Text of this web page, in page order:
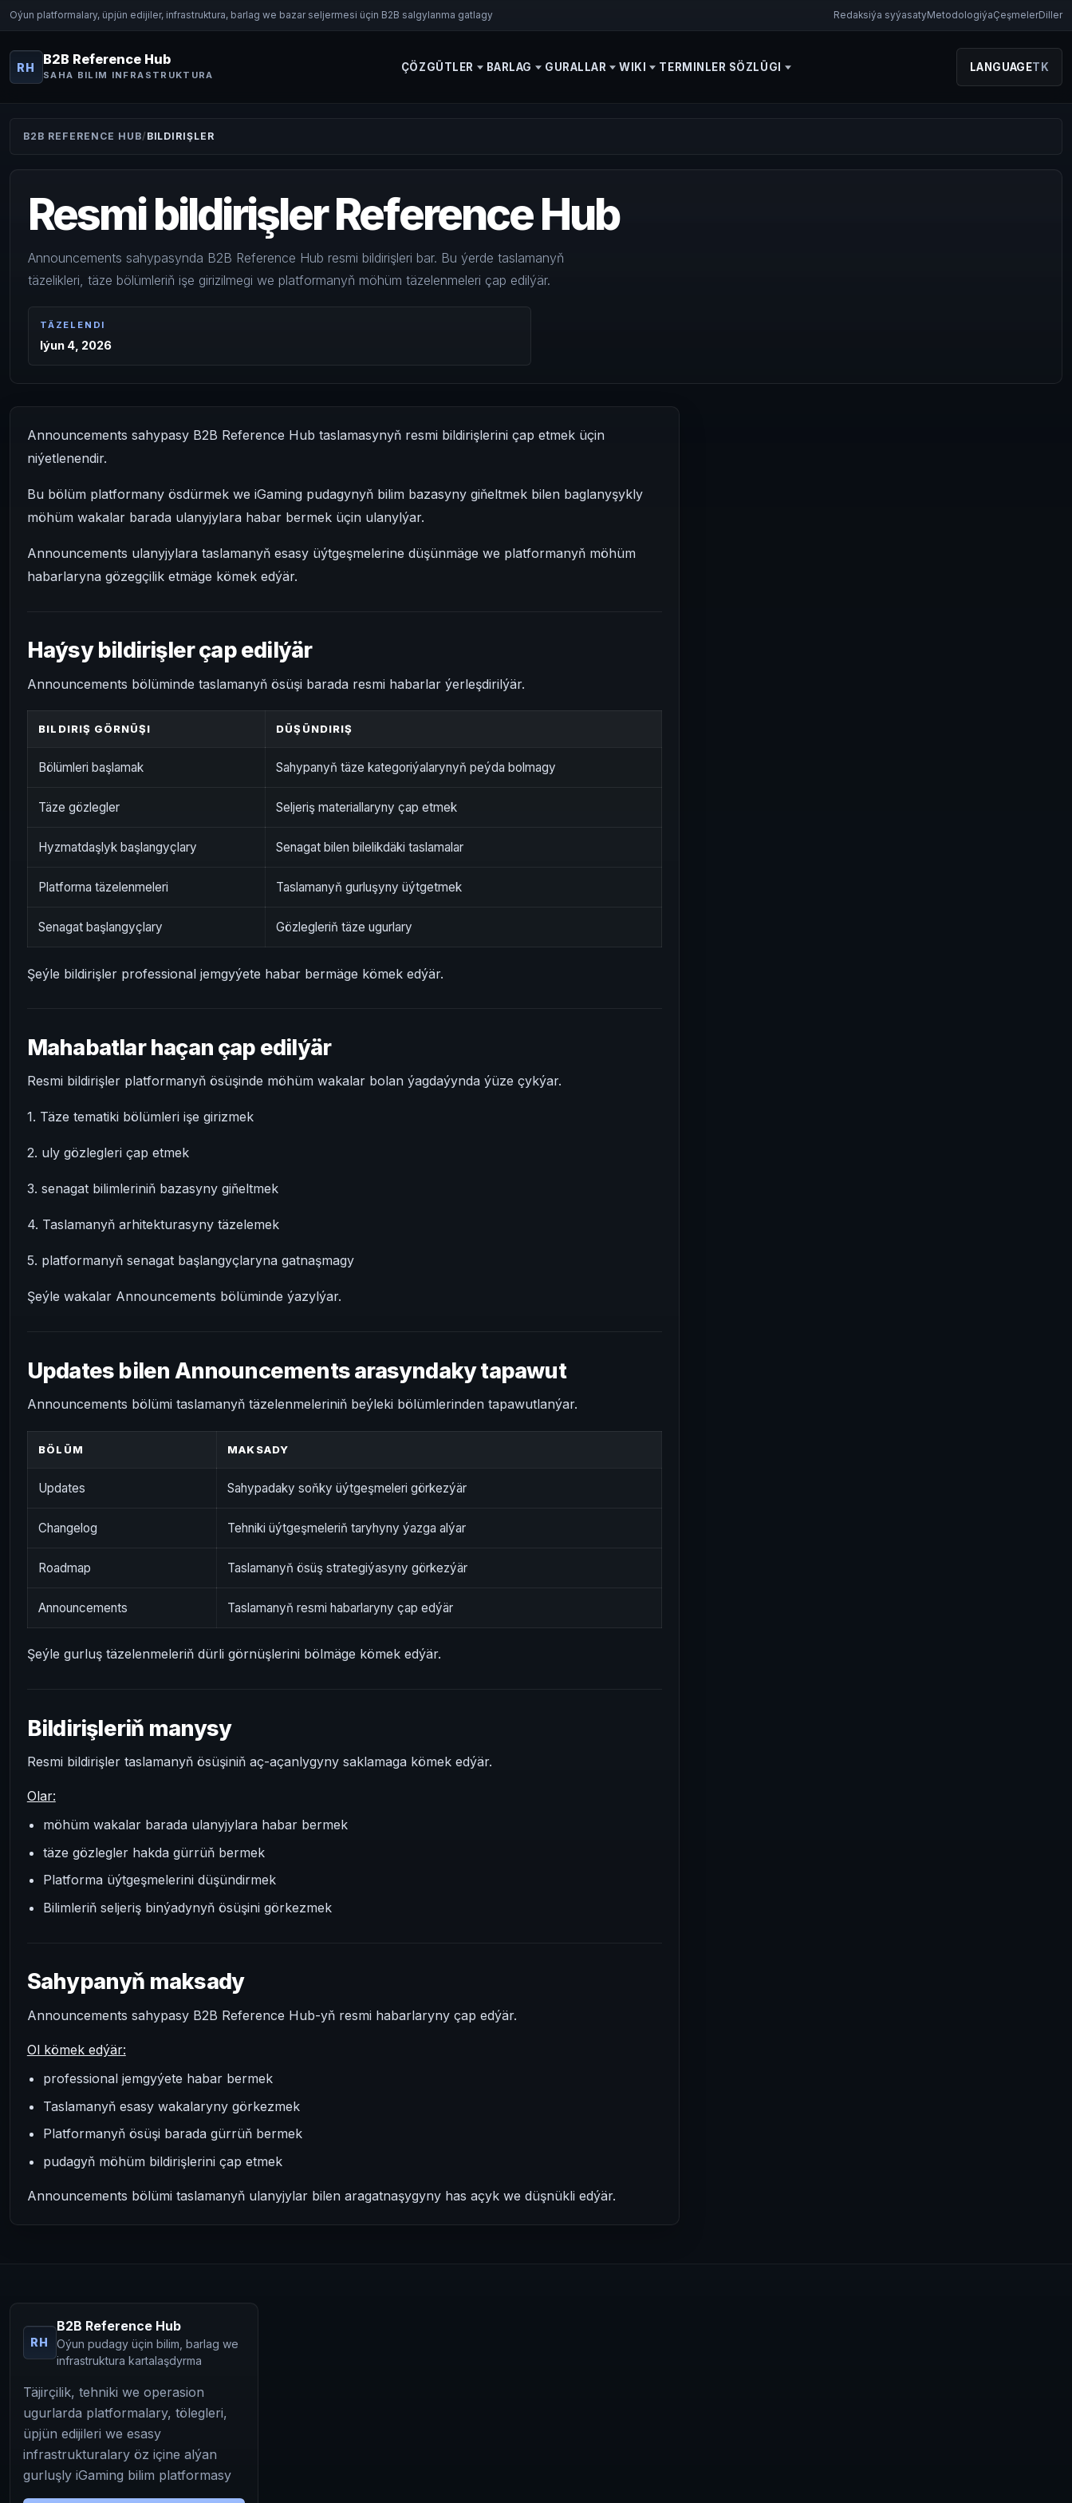
Oýun platformalary, üpjün edijiler, infrastruktura, barlag we bazar seljermesi üçin B2B salgylanma gatlagy Redaksiýa syýasatyMetodologiýaÇeşmelerDiller
RH
B2B Reference Hub
SAHA BILIM INFRASTRUKTURA
ÇÖZGÜTLER BARLAG GURALLAR WIKI TERMINLER SÖZLÜGI LANGUAGETK
B2B REFERENCE HUB BILDIRIŞLER
Resmi bildirişler Reference Hub
Announcements sahypasynda B2B Reference Hub resmi bildirişleri bar. Bu ýerde taslamanyň
täzelikleri, täze bölümleriň işe girizilmegi we platformanyň möhüm täzelenmeleri çap edilýär.
TÄZELENDI
Iýun 4, 2026
Announcements sahypasy B2B Reference Hub taslamasynyň resmi bildirişlerini çap etmek üçin
niýetlenendir.
Bu bölüm platformany ösdürmek we iGaming pudagynyň bilim bazasyny giňeltmek bilen baglanyşykly
möhüm wakalar barada ulanyjylara habar bermek üçin ulanylýar.
Announcements ulanyjylara taslamanyň esasy üýtgeşmelerine düşünmäge we platformanyň möhüm
habarlaryna gözegçilik etmäge kömek edýär.
Haýsy bildirişler çap edilýär
Announcements bölüminde taslamanyň ösüşi barada resmi habarlar ýerleşdirilýär.
BILDIRIŞ GÖRNÜŞI DÜŞÜNDIRIŞ
Bölümleri başlamak Sahypanyň täze kategoriýalarynyň peýda bolmagy
Täze gözlegler Seljeriş materiallaryny çap etmek
Hyzmatdaşlyk başlangyçlary Senagat bilen bilelikdäki taslamalar
Platforma täzelenmeleri Taslamanyň gurluşyny üýtgetmek
Senagat başlangyçlary Gözlegleriň täze ugurlary
Şeýle bildirişler professional jemgyýete habar bermäge kömek edýär.
Mahabatlar haçan çap edilýär
Resmi bildirişler platformanyň ösüşinde möhüm wakalar bolan ýagdaýynda ýüze çykýar.
1. Täze tematiki bölümleri işe girizmek
2. uly gözlegleri çap etmek
3. senagat bilimleriniň bazasyny giňeltmek
4. Taslamanyň arhitekturasyny täzelemek
5. platformanyň senagat başlangyçlaryna gatnaşmagy
Şeýle wakalar Announcements bölüminde ýazylýar.
Updates bilen Announcements arasyndaky tapawut
Announcements bölümi taslamanyň täzelenmeleriniň beýleki bölümlerinden tapawutlanýar.
BÖLÜM MAKSADY
Updates Sahypadaky soňky üýtgeşmeleri görkezýär
Changelog Tehniki üýtgeşmeleriň taryhyny ýazga alýar
Roadmap Taslamanyň ösüş strategiýasyny görkezýär
Announcements Taslamanyň resmi habarlaryny çap edýär
Şeýle gurluş täzelenmeleriň dürli görnüşlerini bölmäge kömek edýär.
Bildirişleriň manysy
Resmi bildirişler taslamanyň ösüşiniň aç-açanlygyny saklamaga kömek edýär.
Olar:
möhüm wakalar barada ulanyjylara habar bermek
täze gözlegler hakda gürrüň bermek
Platforma üýtgeşmelerini düşündirmek
Bilimleriň seljeriş binýadynyň ösüşini görkezmek
Sahypanyň maksady
Announcements sahypasy B2B Reference Hub-yň resmi habarlaryny çap edýär.
Ol kömek edýär:
professional jemgyýete habar bermek
Taslamanyň esasy wakalaryny görkezmek
Platformanyň ösüşi barada gürrüň bermek
pudagyň möhüm bildirişlerini çap etmek
Announcements bölümi taslamanyň ulanyjylar bilen aragatnaşygyny has açyk we düşnükli edýär.
RH
B2B Reference Hub
Oýun pudagy üçin bilim, barlag we
infrastruktura kartalaşdyrma
Täjirçilik, tehniki we operasion
ugurlarda platformalary, tölegleri,
üpjün edijileri we esasy
infrastrukturalary öz içine alýan
gurluşly iGaming bilim platformasy